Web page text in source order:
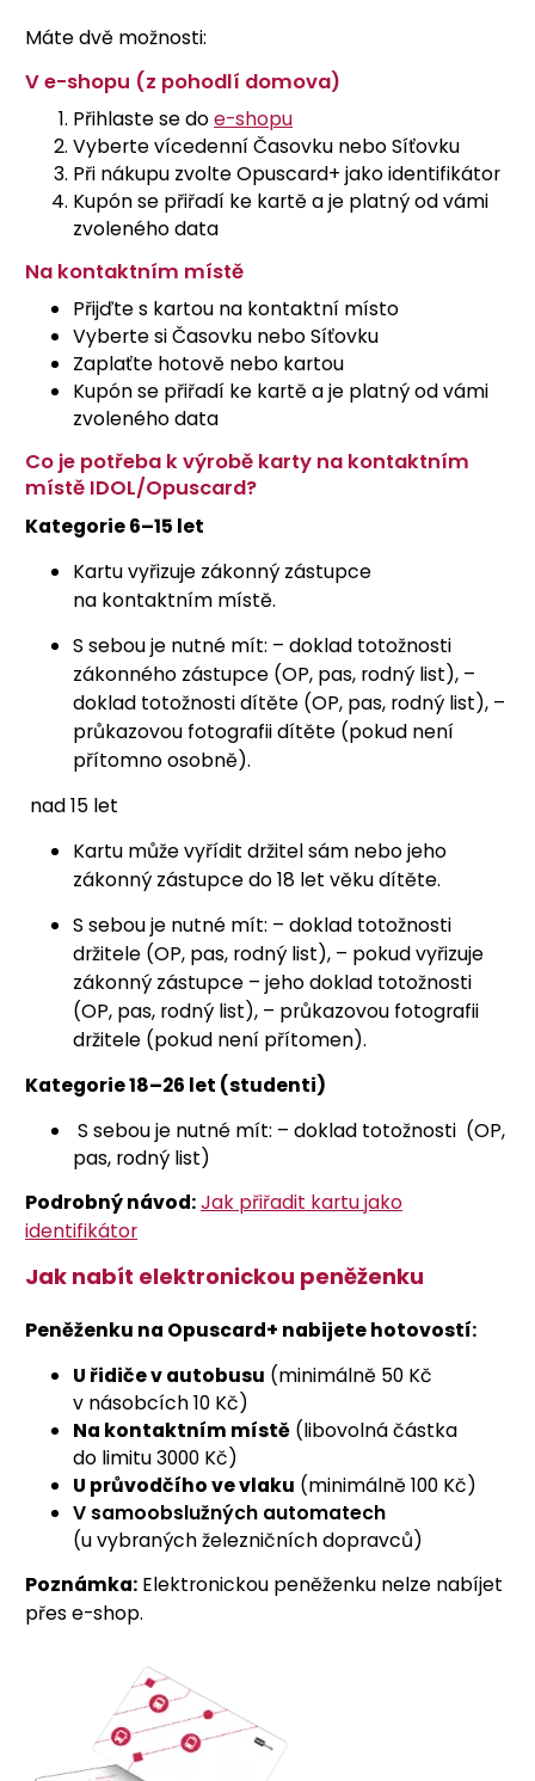
Máte dvě možnosti:
V e-shopu (z pohodlí domova)
Přihlaste se doe-shopu
Vyberte vícedenní Časovku nebo Síťovku
Při nákupu zvolte Opuscard+ jako identifikátor
Kupón se přiřadí ke kartě a je platný od vámi
zvoleného data
Na kontaktním místě
Přijďte s kartou na kontaktní místo
Vyberte si Časovku nebo Síťovku
Zaplaťte hotově nebo kartou
Kupón se přiřadí ke kartě a je platný od vámi
zvoleného data
Co je potřeba k výrobě karty na kontaktním
místě IDOL/Opuscard?
Kategorie 6–15 let
Kartu vyřizuje zákonný zástupce
na kontaktním místě.
S sebou je nutné mít: – doklad totožnosti
zákonného zástupce (OP, pas, rodný list), –
doklad totožnosti dítěte (OP, pas, rodný list), –
průkazovou fotografii dítěte (pokud není
přítomno osobně).
nad 15 let
Kartu může vyřídit držitel sám nebo jeho
zákonný zástupce do 18 let věku dítěte.
S sebou je nutné mít: – doklad totožnosti
držitele (OP, pas, rodný list), – pokud vyřizuje
zákonný zástupce – jeho doklad totožnosti
(OP, pas, rodný list), – průkazovou fotografii
držitele (pokud není přítomen).
Kategorie 18–26 let (studenti)
S sebou je nutné mít: – doklad totožnosti (OP,
pas, rodný list)
Podrobný návod:Jak přiřadit kartu jako
identifikátor
Jak nabít elektronickou peněženku
Peněženku na Opuscard+ nabijete hotovostí:
U řidiče v autobusu (minimálně 50 Kč
v násobcích 10 Kč)
Na kontaktním místě (libovolná částka
do limitu 3000 Kč)
U průvodčího ve vlaku (minimálně 100 Kč)
V samoobslužných automatech
(u vybraných železničních dopravců)
Poznámka: Elektronickou peněženku nelze nabíjet
přes e-shop.